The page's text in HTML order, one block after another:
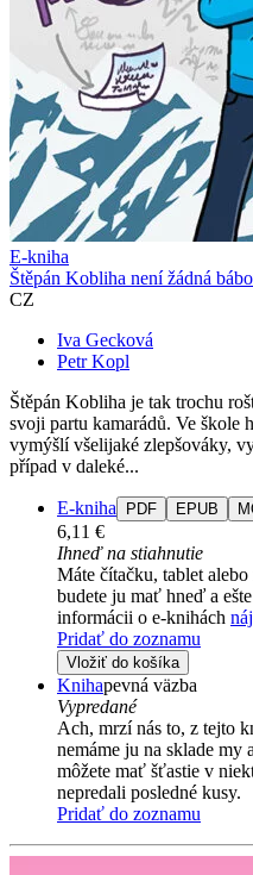
E-kniha
Štěpán Kobliha není žádná
CZ
Iva Gecková
Petr Kopl
Štěpán Kobliha je tak trochu
svoji partu kamarádů. Ve škole
vymýšlí všelijaké zlepšováky,
případ v daleké...
E-kniha PDF EPUB
6,11 €
Ihneď na stiahnutie
Máte čítačku, tablet
budete ju mať hneď a
informácii o e-knihách
Pridať do zoznamu
Vložiť do košíka
Knihapevná väzba
Vypredané
Ach, mrzí nás to, z tejto
nemáme ju na sklade
môžete mať šťastie v
nepredali posledné kusy.
Pridať do zoznamu